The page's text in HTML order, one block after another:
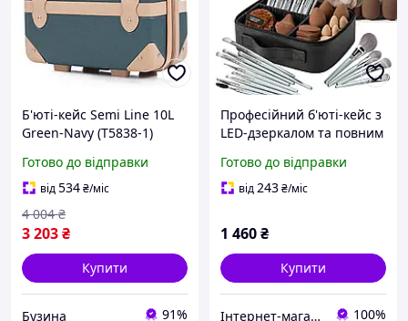
Б'юті-кейс Semi Line 10L
Green-Navy (T5838-1)
Готово до відправки
від534₴/міс
3 203₴
4 004 ₴
Купити
Бузина 91%
Професійний б'юті-кейс з
LED-дзеркалом та повним
Готово до відправки
від243₴/міс
1 460₴
Купити
Інтернет-магазин "Laky" 100%